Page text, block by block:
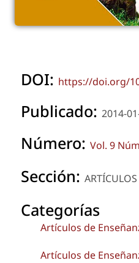
DOI: https://doi.org/
Publicado: 2014-
Número: Vol. 9
Sección: ARTÍCULOS
Categorías
Artículos de
Artículos de